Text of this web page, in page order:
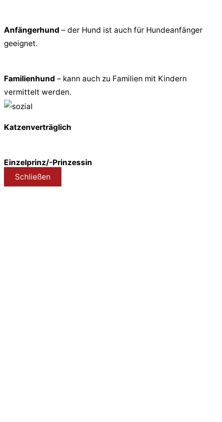
Anfängerhund – der Hund ist auch für Hundeanfänger
geeignet.
Familienhund – kann auch zu Familien mit Kindern
vermittelt werden.
Katzenverträglich
Einzelprinz/-Prinzessin
Schließen